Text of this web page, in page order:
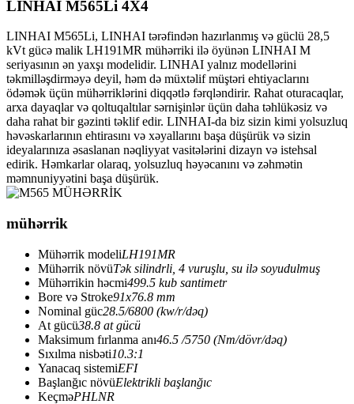
LINHAI M565Li 4X4
LINHAI M565Li, LINHAI tərəfindən hazırlanmış və güclü 28,5
kVt gücə malik LH191MR mühərriki ilə öyünən LINHAI M
seriyasının ən yaxşı modelidir. LINHAI yalnız modellərini
təkmilləşdirməyə deyil, həm də müxtəlif müştəri ehtiyaclarını
ödəmək üçün mühərriklərini diqqətlə fərqləndirir. Rahat oturacaqlar,
arxa dayaqlar və qoltuqaltılar sərnişinlər üçün daha təhlükəsiz və
daha rahat bir gəzinti təklif edir. LINHAI-da biz sizin kimi yolsuzluq
həvəskarlarının ehtirasını və xəyallarını başa düşürük və sizin
ideyalarınıza əsaslanan nəqliyyat vasitələrini dizayn və istehsal
edirik. Həmkarlar olaraq, yolsuzluq həyəcanını və zəhmətin
məmnuniyyətini başa düşürük.
mühərrik
Mühərrik modeliLH191MR
Mühərrik növüTək silindrli, 4 vuruşlu, su ilə soyudulmuş
Mühərrikin həcmi499.5 kub santimetr
Bore və Stroke91x76.8 mm
Nominal güc28.5/6800 (kw/r/dəq)
At gücü38.8 at gücü
Maksimum fırlanma anı46.5 /5750 (Nm/dövr/dəq)
Sıxılma nisbəti10.3:1
Yanacaq sistemiEFI
Başlanğıc növüElektrikli başlanğıc
KeçməPHLNR